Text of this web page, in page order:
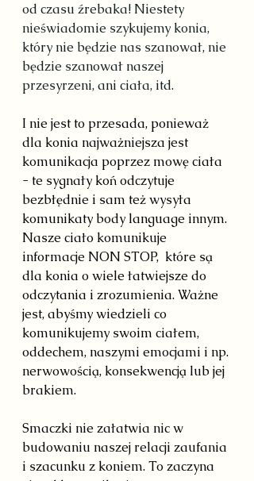
od czasu źrebaka! Niestety
nieświadomie szykujemy konia,
który nie będzie nas szanował, nie
będzie szanował naszej
przesyrzeni, ani ciała, itd.
I nie jest to przesada, ponieważ
dla konia najważniejsza jest
komunikacja poprzez mowę ciała
- te sygnały koń odczytuje
bezbłędnie i sam też wysyła
komunikaty body language innym.
Nasze ciało komunikuje
informacje NON STOP,  które są
dla konia o wiele łatwiejsze do
odczytania i zrozumienia. Ważne
jest, abyśmy wiedzieli co
komunikujemy swoim ciałem,
oddechem, naszymi emocjami i np.
nerwowością, konsekwencją lub jej
brakiem.
Smaczki nie załatwia nic w
budowaniu naszej relacji zaufania
i szacunku z koniem. To zaczyna